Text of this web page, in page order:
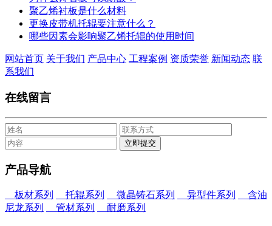
聚乙烯衬板是什么材料
更换皮带机托辊要注意什么？
哪些因素会影响聚乙烯托辊的使用时间
网站首页 关于我们 产品中心 工程案例 资质荣誉 新闻动态 联
系我们
在线留言
产品导航
板材系列 托辊系列 微晶铸石系列 异型件系列
含油
尼龙系列
管材系列 耐磨系列